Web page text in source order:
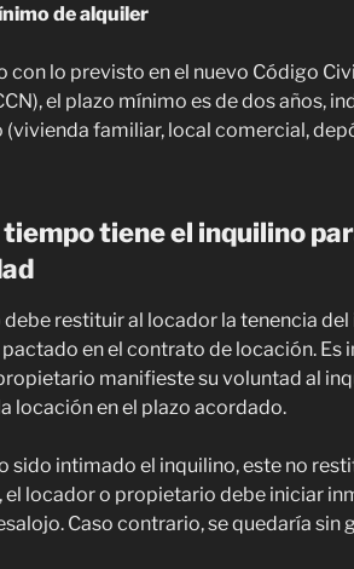
de alquiler
con lo previsto en el nuevo Código
el plazo mínimo es de dos años,
(vivienda familiar, local comercial,
tiene el inquilino
debe restituir al locador la tenencia
pactado en el contrato de locación. Es
manifieste su voluntad al
locación en el plazo acordado.
sido intimado el inquilino, este no
el locador o propietario debe iniciar
Caso contrario, se quedaría sin